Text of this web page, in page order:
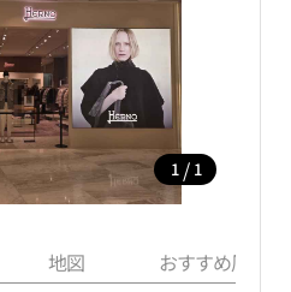
1 / 1
地図 おすすめ周辺